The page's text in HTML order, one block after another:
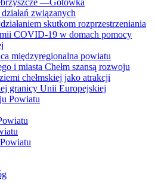
—Gotówka
związanych
skutkom rozprzestrzeniania
COVID-19 w domach pomocy
międzyregionalna powiatu
i miasta Chełm szansą rozwoju
chełmskiej jako atrakcji
granicy Unii Europejskiej
Powiatu